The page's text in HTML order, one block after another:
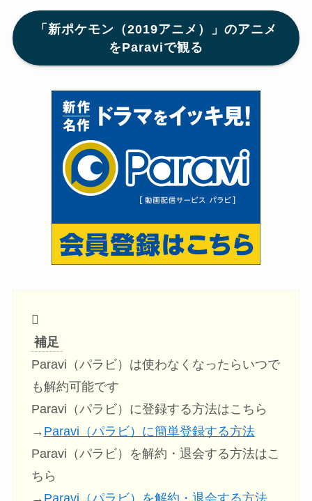
「新ポケモン（2019アニメ）」のアニメ
をParaviで観る
補足
Paravi（パラビ）は使わなくなったらいつで
も解約可能です
Paravi（パラビ）に登録する方法はこちら
→ Paravi（パラビ）に簡単登録する方法
Paravi（パラビ）を解約・退会する方法はこ
ちら
→ Paravi（パラビ）を解約・退会する方法